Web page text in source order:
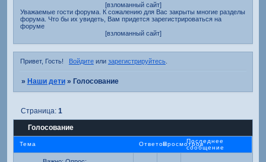
[взломанный сайт]
Уважаемые гости форума. К сожалению для Вас закрыты многие разделы
форума. Что бы их увидеть, Вам придется зарегистрироваться на
форуме
[взломанный сайт]
Привет, Гость! Войдитеили зарегистрируйтесь.
» Наши дети » Голосование
Голосование
Страница: 1
Тема ОтветовПросмотровПоследнее
сообщение